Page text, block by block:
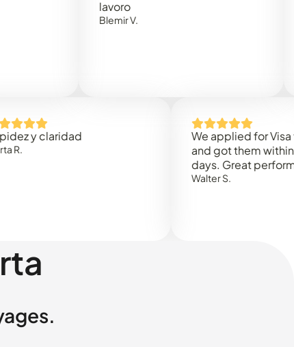
claridad
We applied for Visa to
and got them within 3
days. Great performance!